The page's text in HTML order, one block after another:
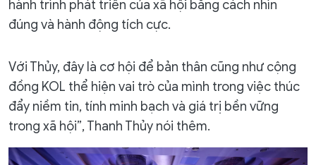
hành trình phát triển của xã hội bằng cách nhìn
đúng và hành động tích cực.
Với Thủy, đây là cơ hội để bản thân cũng như cộng
đồng KOL thể hiện vai trò của mình trong việc thúc
đẩy niềm tin, tính minh bạch và giá trị bền vững
trong xã hội”, Thanh Thủy nói thêm.